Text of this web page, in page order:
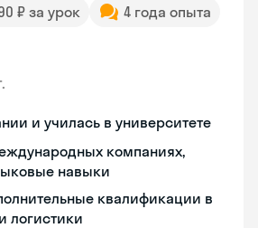
₽ за урок
4 года опыта
и училась в университете
компаниях,
навыки
квалификации в
логистики